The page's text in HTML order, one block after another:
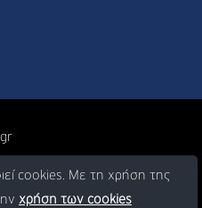
cookies. Με τη χρήση της
χρήση των cookies